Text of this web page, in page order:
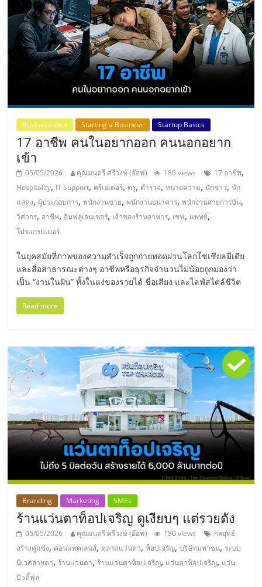
ศูนย์
รวม
แฟ
รน
ไชส์
พร้อม
ทำเล
สำหรับ
เปิด
ร้าน
ปรึกษา
ฟรี,
บริการ
พัฒนา
ระบบ
แฟ
รน
ไชส์"
Business Idea Starting a Business Startup Basics
17 อาชีพ คนในอยากออก คนนอกอยาก
เข้า
05/05/2026 คุณมนตรี ศรีวงษ์ (อ๊อฟ) 186 views 17 อาชีพ,
Hospitality, IT Support, ครีเอเตอร์, ครู, ตำรวจ,ทนายความ,นักข่าว,นัก
แสดง,ผู้ประกอบการ,พนักงานขาย,พนักงานธนาคาร,พนักงานสายการบิน,
วิศวกร, อาชีพ,อินฟลูเอนเซอร์, เจ้าของร้านอาหาร, เชฟ, แพทย์,
โปรแกรมเมอร์
ในยุคสมัยที่ภาพของความสำเร็จถูกถ่ายทอดผ่านโลกโซเชียลมีเดีย
และสื่อสาธารณะต่างๆ อาชีพหรือธุรกิจจำนวนไม่น้อยถูกมองว่า
เป็น “งานในฝัน” ทั้งในแง่ของรายได้ ชื่อเสียง และไลฟ์สไตล์ชีวิต
Read more
Branding Marketing SMEs
ร้านแว่นตาท็อปเจริญ ดูเงียบๆ แต่รวยดัง
05/05/2026 คุณมนตรี ศรีวงษ์ (อ๊อฟ) 180 views
กลยุทธ์
สร้างคู่แข่ง, คอนแทคเลนส์, ตลาดแว่นตา,ท็อปเจริญ,บริษัทมหาชน, ระบบ
นิเวศสายตา, ร้านแว่นตา, ร้านแว่นตาท็อปเจริญ, แว่นตาท็อปเจริญ, แว่น
บิวตี้ฟูล